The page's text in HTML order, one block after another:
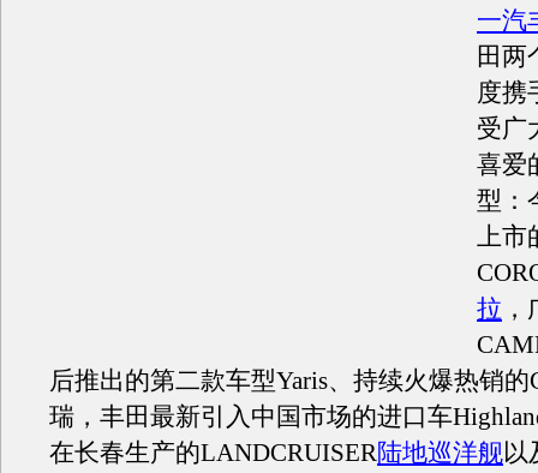
一汽
田两
度携
受广
喜爱
型：
上市
拉
后推出的第二款车型Yaris、持续火爆热销
瑞，丰田最新引入中国市场的进口车
在长春生产的LANDCRUISER陆地巡洋舰以